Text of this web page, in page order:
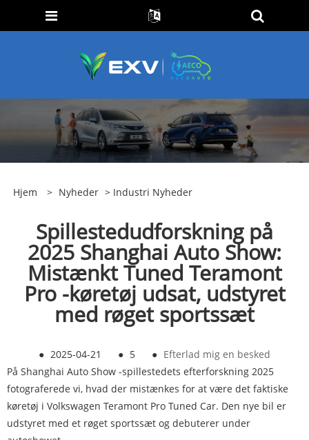
Hjem > Nyheder > Industri Nyheder
Spillestedudforskning på
2025 Shanghai Auto Show:
Mistænkt Tuned Teramont
Pro -køretøj udsat, udstyret
med røget sportssæt
● 2025-04-21 ● 5 ● Efterlad mig en besked
På Shanghai Auto Show -spillestedets efterforskning 2025
fotograferede vi, hvad der mistænkes for at være det faktiske
køretøj i Volkswagen Teramont Pro Tuned Car. Den nye bil er
udstyret med et røget sportssæt og debuterer under